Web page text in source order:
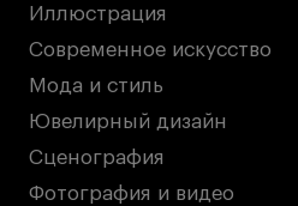
Иллюстрация
Современное искусство
Мода и стиль
Ювелирный дизайн
Сценография
Фотография и видео